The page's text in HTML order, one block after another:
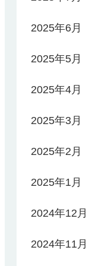
2025年6月
2025年5月
2025年4月
2025年3月
2025年2月
2025年1月
2024年12月
2024年11月